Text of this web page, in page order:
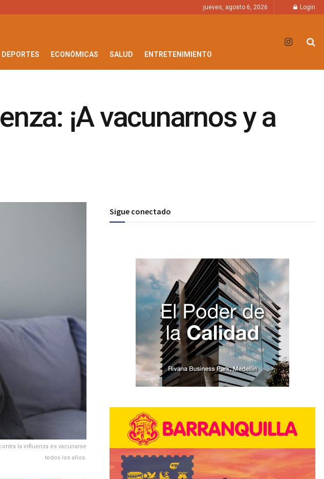
jueves, agosto 6, 2026 Login
DEPORTES ECONÓMICAS SALUD ENTRETENIMIENTO
¡A vacunarnos y a
la influenza es vacunarse
todos los años.
Sigue conectado